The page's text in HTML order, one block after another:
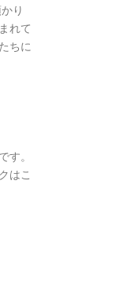
り
れて
ちに
す。
はこ